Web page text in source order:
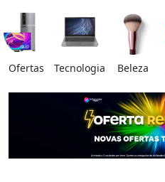
Ofertas Tecnologia Beleza